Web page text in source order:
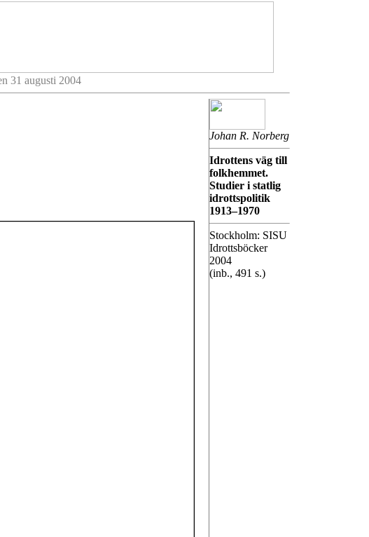
31 augusti 2004
Johan R. Norberg
Idrottens väg till
folkhemmet.
Studier i statlig
idrottspolitik
1913–1970
Stockholm: SISU
Idrottsböcker
2004
(inb., 491 s.)